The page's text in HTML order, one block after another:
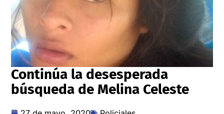
Continúa la desesperada
búsqueda de Melina Celeste